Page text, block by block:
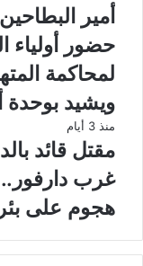
أمير
حضور أولياء
لمحاكمة
ويشيد بوحدة
منذ 3 أيام
مقتل قائد
غرب
هجوم على